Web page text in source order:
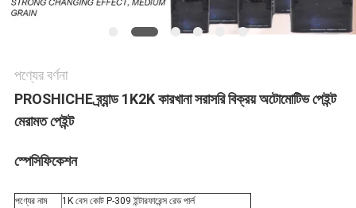
পণ্যের বর্ণনা
PROSHICHE ব্র্যান্ড 1K2K কারখানা সরাসরি বিক্রয় অটোমোটিভ পেইন্ট
মেরামত পেইন্ট
স্পেসিফিকেশন
পণ্যের নাম 1K বেস কোট P-309 ইন্টারফারেন্স রেড পার্ল